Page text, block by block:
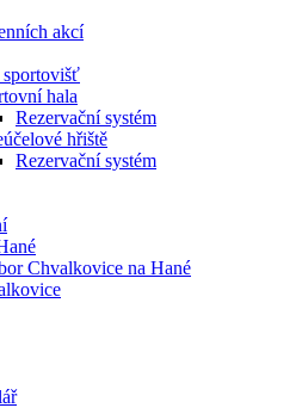
akcí
sportovišť
hala
Rezervační systém
hřiště
Rezervační systém
Chvalkovice na Hané